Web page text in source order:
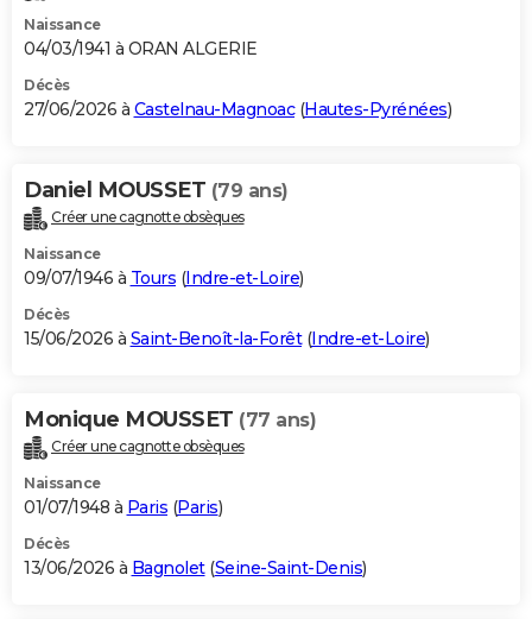
Naissance
04/03/1941 à ORAN ALGERIE
Décès
27/06/2026 à Castelnau-Magnoac(Hautes-Pyrénées)
Daniel MOUSSET (79 ans)
Créer une cagnotte obsèques
Naissance
09/07/1946 à Tours (Indre-et-Loire)
Décès
15/06/2026 à Saint-Benoît-la-Forêt(Indre-et-Loire)
Monique MOUSSET (77 ans)
Créer une cagnotte obsèques
Naissance
01/07/1948 à Paris (Paris)
Décès
13/06/2026 à Bagnolet(Seine-Saint-Denis)